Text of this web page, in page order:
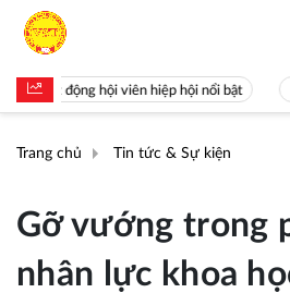
động hội viên hiệp hội nổi bật Kết
Trang chủ Tin tức & Sự kiện
Gỡ vướng trong
nhân lực khoa